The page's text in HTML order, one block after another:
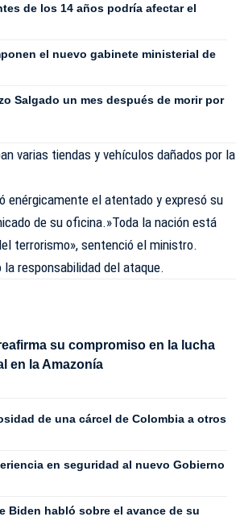
de los 14 años podría afectar el
el nuevo gabinete ministerial de
Salgado un mes después de morir por
varias tiendas y vehículos dañados por la
enérgicamente el atentado y expresó su
de su oficina.»Toda la nación está
terrorismo», sentenció el ministro.
responsabilidad del ataque.
su compromiso en la lucha
en la Amazonía
de una cárcel de Colombia a otros
en seguridad al nuevo Gobierno
Biden habló sobre el avance de su